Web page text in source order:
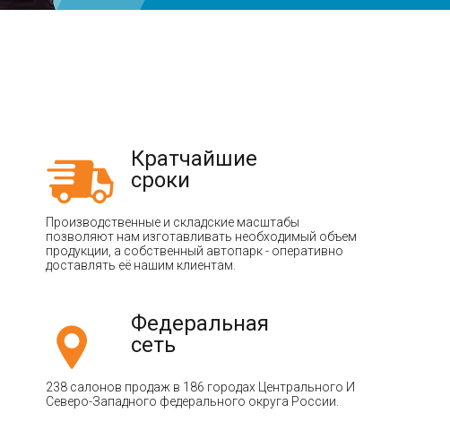
Кратчайшие
сроки
Производственные и складские масштабы
позволяют нам изготавливать необходимый объем
продукции, а собственный автопарк - оперативно
доставлять её нашим клиентам.
Федеральная
сеть
238 салонов продаж в 186 городах Центрального И
Северо-Западного федерального округа России.